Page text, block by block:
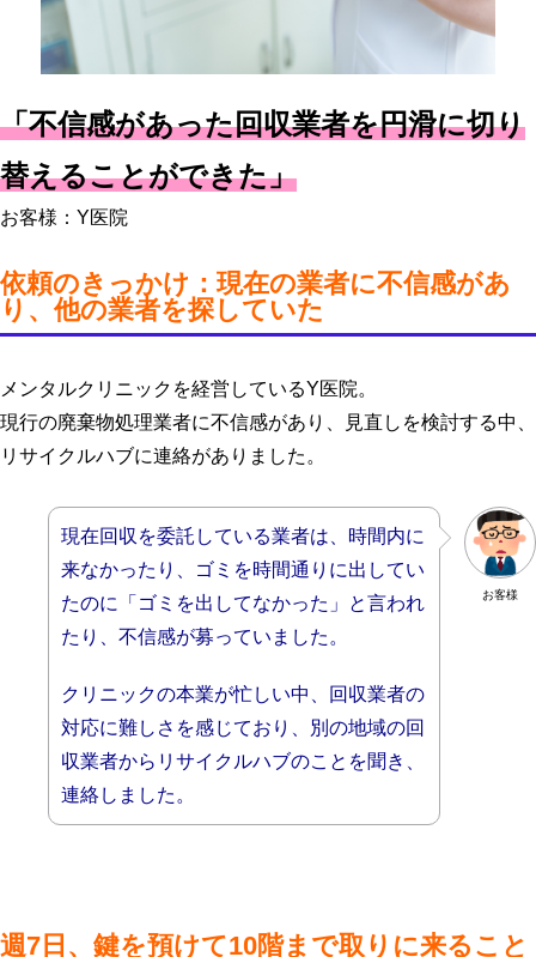
「不信感があった回収業者を円滑に切り
替えることができた」
お客様：Y医院
依頼のきっかけ：現在の業者に不信感があ
り、他の業者を探していた
メンタルクリニックを経営しているY医院。
現行の廃棄物処理業者に不信感があり、見直しを検討する中、
リサイクルハブに連絡がありました。
お客様
現在回収を委託している業者は、時間内に
来なかったり、ゴミを時間通りに出してい
たのに「ゴミを出してなかった」と言われ
たり、不信感が募っていました。
クリニックの本業が忙しい中、回収業者の
対応に難しさを感じており、別の地域の回
収業者からリサイクルハブのことを聞き、
連絡しました。
週7日、鍵を預けて10階まで取りに来ること